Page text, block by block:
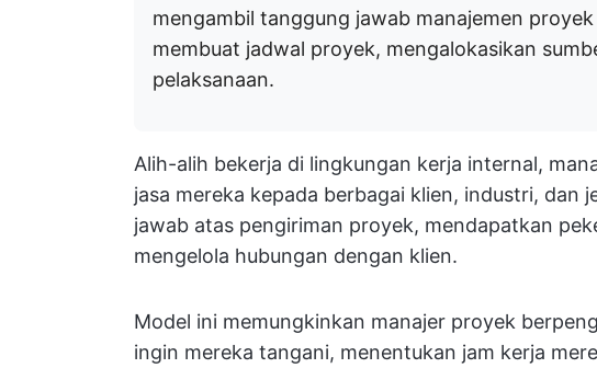
mengambil tanggung jawab manajemen
membuat jadwal proyek, mengalokasikan
pelaksanaan.
Alih-alih bekerja di lingkungan kerja internal,
jasa mereka kepada berbagai klien, industri, dan
jawab atas pengiriman proyek, mendapatkan
mengelola hubungan dengan klien.
Model ini memungkinkan manajer proyek
ingin mereka tangani, menentukan jam kerja